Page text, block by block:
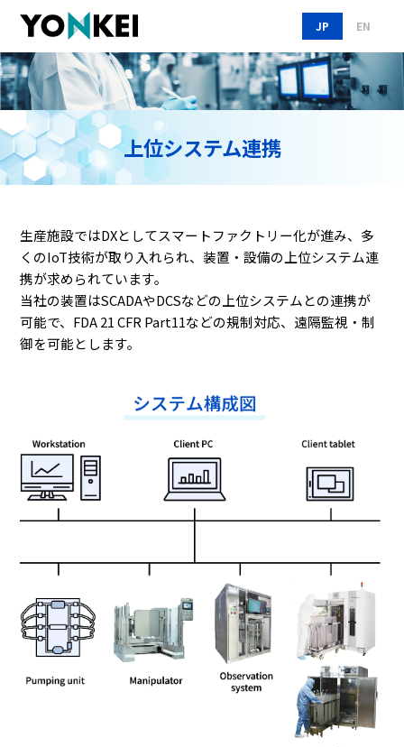
JP EN
上位システム連携
生産施設ではDXとしてスマートファクトリー化が進み、多
くのIoT技術が取り入れられ、装置・設備の上位システム連
携が求められています。
当社の装置はSCADAやDCSなどの上位システムとの連携が
可能で、FDA 21 CFR Part11などの規制対応、遠隔監視・制
御を可能とします。